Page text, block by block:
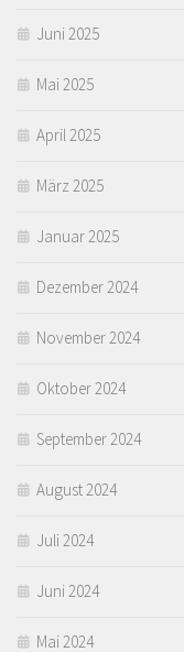
Juni 2025
Mai 2025
April 2025
März 2025
Januar 2025
Dezember 2024
November 2024
Oktober 2024
September 2024
August 2024
Juli 2024
Juni 2024
Mai 2024